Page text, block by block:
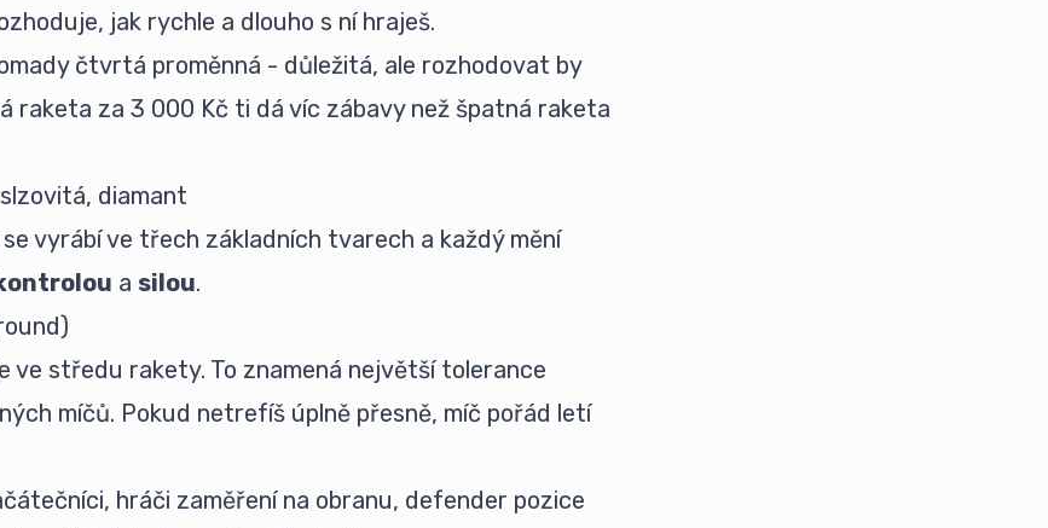
jak rychle a dlouho s ní hraješ.
čtvrtá proměnná - důležitá, ale rozhodovat by
raketa za 3 000 Kč ti dá víc zábavy než špatná raketa
diamant
vyrábí ve třech základních tvarech a každý mění
a silou.
ve středu rakety. To znamená největší tolerance
míčů. Pokud netrefíš úplně přesně, míč pořád letí
hráči zaměření na obranu, defender pozice